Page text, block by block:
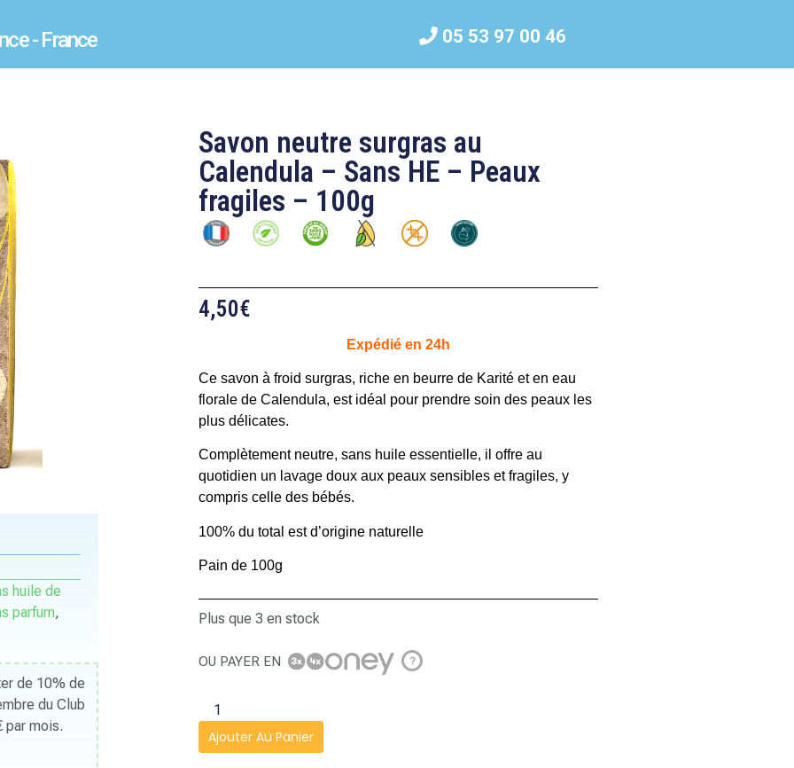
- France 05 53 97 00 46
huile de
parfum,
de 10% de
du Club
par mois.
Savon neutre surgras au
Calendula – Sans HE – Peaux
fragiles – 100g
4,50€
Expédié en 24h
Ce savon à froid surgras, riche en beurre de Karité et en eau
florale de Calendula, est idéal pour prendre soin des peaux les
plus délicates.
Complètement neutre, sans huile essentielle, il offre au
quotidien un lavage doux aux peaux sensibles et fragiles, y
compris celle des bébés.
100% du total est d’origine naturelle
Pain de 100g
Plus que 3 en stock
OU PAYER EN ?
Ajouter Au Panier